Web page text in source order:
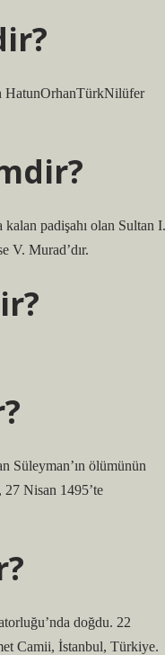
HatunOrhanTürkNilüfer
kalan padişahı olan Sultan I.
V. Murad’dır.
Süleyman’ın ölümünün
Nisan 1495’te
Camii, İstanbul, Türkiye.